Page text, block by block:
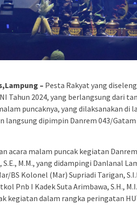
– Pesta Rakyat yang
Tahun 2024, yang berlangsung dari
puncaknya, yang dilaksanakan di
langsung dipimpin Danrem 043/
acara malam puncak kegiatan
M.M., yang didampingi Danlanal
BS Kolonel (Mar) Supriadi Tarigan,
Pnb I Kadek Suta Arimbawa, S.H.,
kegiatan dalam rangka peringatan